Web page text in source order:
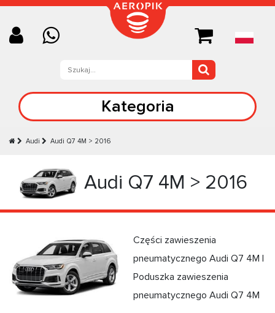
Kategoria
Audi Audi Q7 4M > 2016
Audi Q7 4M > 2016
Części zawieszenia
pneumatycznego Audi Q7 4M |
Poduszka zawieszenia
pneumatycznego Audi Q7 4M